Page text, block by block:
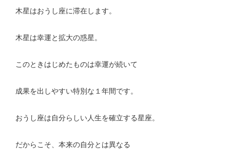
木星はおうし座に滞在します。
木星は幸運と拡大の惑星。
このときはじめたものは幸運が続いて
成果を出しやすい特別な１年間です。
おうし座は自分らしい人生を確立する星座。
だからこそ、本来の自分とは異なる